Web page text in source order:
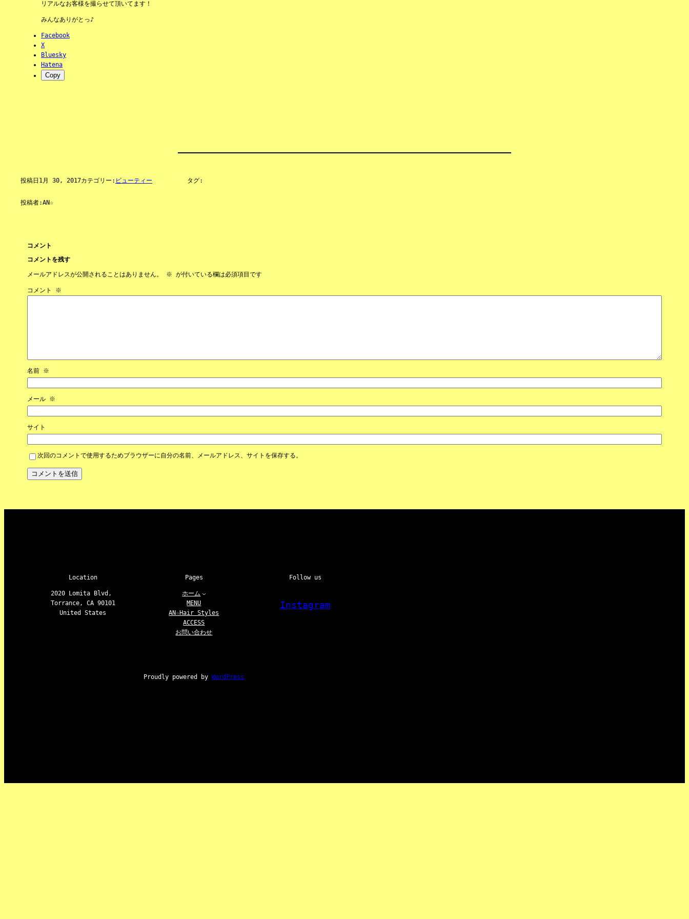
リアルなお客様を撮らせて頂いてます！
みんなありがとっ♪
Facebook
X
Bluesky
Hatena
Copy
投稿日 1月 30, 2017カテゴリー: ビューティー
投稿者:AN☆
タグ:
コメント
コメントを残す
メールアドレスが公開されることはありません。 ※ が付いている欄は必須項目です
コメント ※
名前 ※
メール ※
サイト
次回のコメントで使用するためブラウザーに自分の名前、メールアドレス、サイトを保存する。
Location
2020 Lomita Blvd,
Torrance, CA 90101
United States
Pages
ホーム
MENU
AN☆Hair Styles
ACCESS
お問い合わせ
Follow us
Instagram
Proudly powered byWordPress